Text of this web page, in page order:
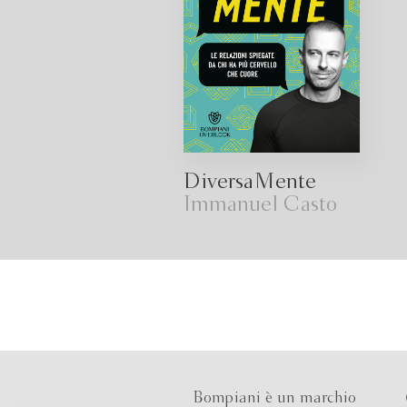
DiversaMente
Immanuel Casto
Bompiani è un marchio